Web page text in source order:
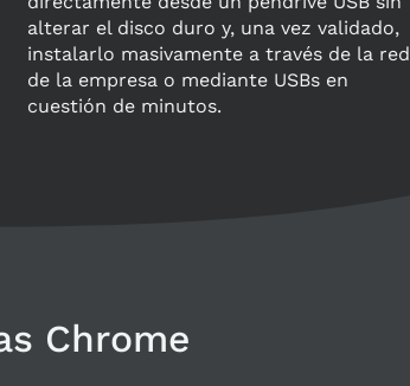
alterar el disco duro y, una vez validado,
instalarlo masivamente a través de la red
de la empresa o mediante USBs en
cuestión de minutos.
Chrome